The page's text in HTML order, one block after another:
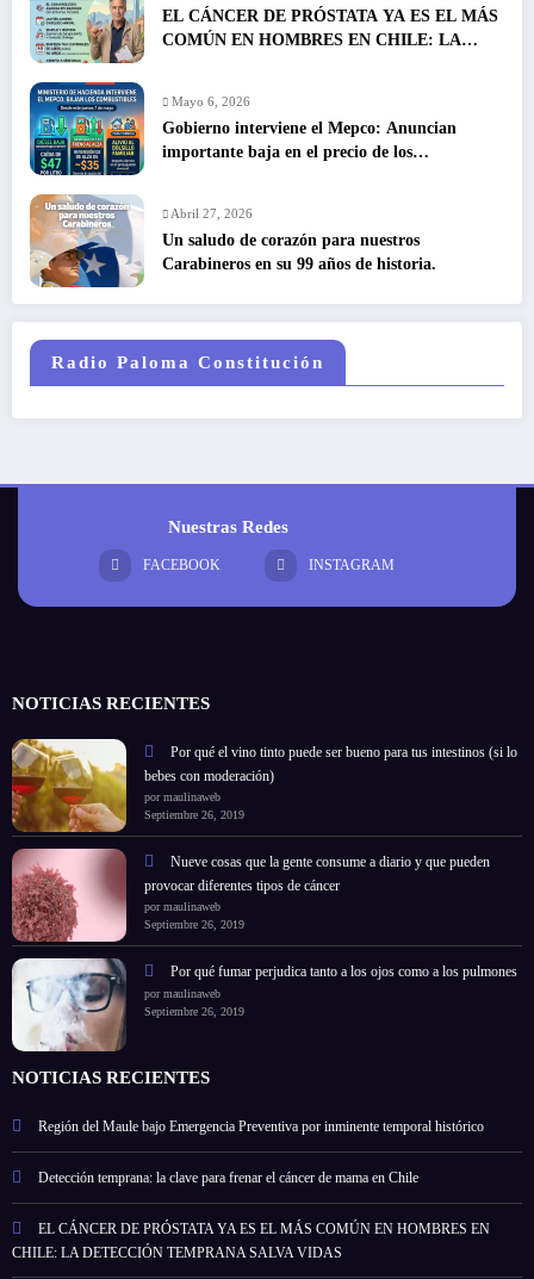
EL CÁNCER DE PRÓSTATA YA ES EL MÁS
COMÚN EN HOMBRES EN CHILE: LA
Mayo 6, 2026
Gobierno interviene el Mepco: Anuncian
importante baja en el precio de los
Abril 27, 2026
Un saludo de corazón para nuestros
Carabineros en su 99 años de historia.
Radio Paloma Constitución
Nuestras Redes
FACEBOOK INSTAGRAM
NOTICIAS RECIENTES
Por qué el vino tinto puede ser bueno para tus intestinos (si lo
bebes con moderación)
por maulinaweb
Septiembre 26, 2019
Nueve cosas que la gente consume a diario y que pueden
provocar diferentes tipos de cáncer
por maulinaweb
Septiembre 26, 2019
Por qué fumar perjudica tanto a los ojos como a los pulmones
por maulinaweb
Septiembre 26, 2019
NOTICIAS RECIENTES
Región del Maule bajo Emergencia Preventiva por inminente temporal histórico
Detección temprana: la clave para frenar el cáncer de mama en Chile
EL CÁNCER DE PRÓSTATA YA ES EL MÁS COMÚN EN HOMBRES EN
CHILE: LA DETECCIÓN TEMPRANA SALVA VIDAS